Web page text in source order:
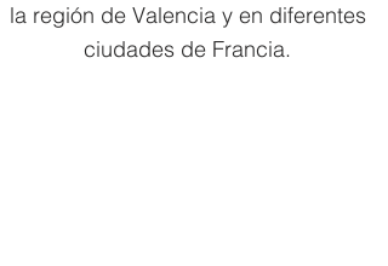
la región de Valencia y en diferentes
ciudades de Francia.